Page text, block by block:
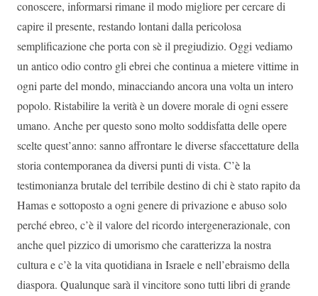
conoscere, informarsi rimane il modo migliore per cercare di
capire il presente, restando lontani dalla pericolosa
semplificazione che porta con sè il pregiudizio. Oggi vediamo
un antico odio contro gli ebrei che continua a mietere vittime in
ogni parte del mondo, minacciando ancora una volta un intero
popolo. Ristabilire la verità è un dovere morale di ogni essere
umano. Anche per questo sono molto soddisfatta delle opere
scelte quest’anno: sanno affrontare le diverse sfaccettature della
storia contemporanea da diversi punti di vista. C’è la
testimonianza brutale del terribile destino di chi è stato rapito da
Hamas e sottoposto a ogni genere di privazione e abuso solo
perché ebreo, c’è il valore del ricordo intergenerazionale, con
anche quel pizzico di umorismo che caratterizza la nostra
cultura e c’è la vita quotidiana in Israele e nell’ebraismo della
diaspora. Qualunque sarà il vincitore sono tutti libri di grande